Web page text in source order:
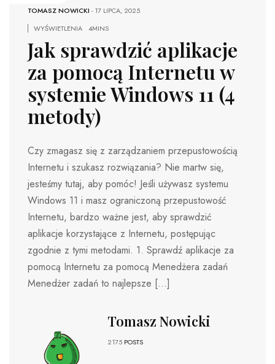
TOMASZ NOWICKI -17 LIPCA, 2025
WYŚWIETLENIA
4MINS
Jak sprawdzić aplikacje
za pomocą Internetu w
systemie Windows 11 (4
metody)
Czy zmagasz się z zarządzaniem przepustowością
Internetu i szukasz rozwiązania? Nie martw się,
jesteśmy tutaj, aby pomóc! Jeśli używasz systemu
Windows 11 i masz ograniczoną przepustowość
Internetu, bardzo ważne jest, aby sprawdzić
aplikacje korzystające z Internetu, postępując
zgodnie z tymi metodami. 1. Sprawdź aplikacje za
pomocą Internetu za pomocą Menedżera zadań
Menedżer zadań to najlepsze […]
Tomasz Nowicki
2175 POSTS